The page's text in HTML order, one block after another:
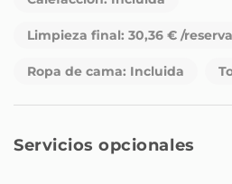
base de propinas)
- Early Check in: Consultar
Limpieza final: 30,36 € /reserva
Ropa de cama: Incluida
Servicios opcionales